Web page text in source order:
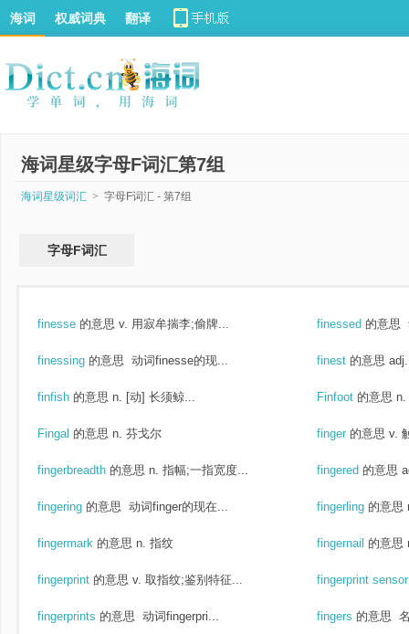
海词 权威词典 翻译
海词星级字母F词汇第7组
海词星级词汇 > 字母F词汇 - 第7组
字母F词汇
finesse 的意思 v. 用寂牟揣李;偷牌... finessed 的意思
finessing 的意思 动词finesse的现... finest 的意思
finfish 的意思 n. [动] 长须鲸... Finfoot 的意思
Fingal 的意思 n. 芬戈尔 finger 的意思 v.
fingerbreadth 的意思 n. 指幅;一指宽度... fingered 的意思
fingering 的意思 动词finger的现在... fingerling 的意思
fingermark 的意思 n. 指纹 fingernail 的意思
fingerprint 的意思 v. 取指纹;鉴别特征... fingerprint
fingerprints 的意思 动词fingerpri... fingers 的意思